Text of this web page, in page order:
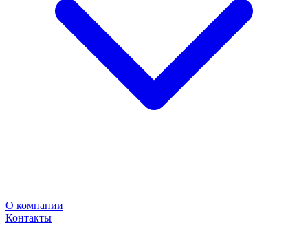
О компании
Контакты